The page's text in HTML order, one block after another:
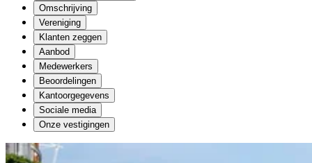
Omschrijving
Vereniging
Klanten zeggen
Aanbod
Medewerkers
Beoordelingen
Kantoorgegevens
Sociale media
Onze vestigingen